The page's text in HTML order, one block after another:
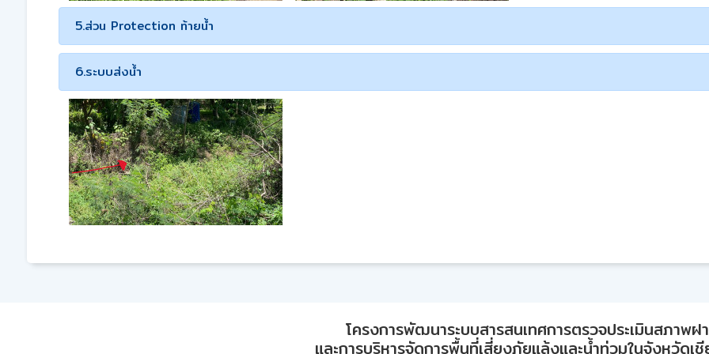
5.ส่วน Protection ท้ายน้ำ
6.ระบบส่งน้ำ
โครงการพัฒนาระบบสารสนเทศการตรวจประเมินสภาพฝ
และการบริหารจัดการพื้นที่เสี่ยงภัยแล้งและน้ำท่วมในจังหวัดเ